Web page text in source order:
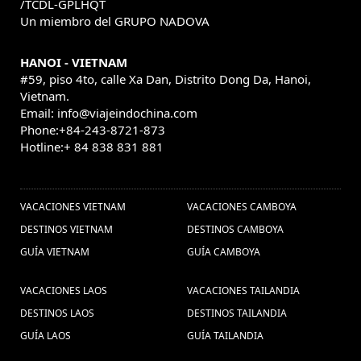
Festival (1) ,guia de laos (1) ,
Viajes a Ninh Binh (2) ,
Viaje a Medida a Myanmar (2) ,
visitar hue (1) ,
ferias tailandia (1) ,
Tran Quoc (1) , guia de viajes a
Prêmio 2020 (1) ,
Viajar para Laos (1) ,Vietna
Transportes (1) ,
Brunei (1) ,Paquetes de
viajes vietnam (21) , Descobrir o Myanmar (1) ,
Visitar Vietnam (1) , Lago de Inle (1)
,Vacaciones en Tailandia (4) ,Vacación en
Vietnam (1) ,
Ferias no Mianmar (1) ,
/TCDL-GPLHQT
Un miembro del GRUPO NADOVA
HANOI - VIETNAM
#59, piso 4to, calle Xa Dan, Distrito Dong Da, Hanoi,
Vietnam.
Email: info@viajeindochina.com
Phone:+84-243-8721-873
Hotline:+ 84 838 831 881
VACACIONES VIETNAM
DESTINOS VIETNAM
GUÍA VIETNAM
VACACIONES CAMBOYA
DESTINOS CAMBOYA
GUÍA CAMBOYA
VACACIONES LAOS
DESTINOS LAOS
GUÍA LAOS
VACACIONES TAILANDIA
DESTINOS TAILANDIA
GUÍA TAILANDIA